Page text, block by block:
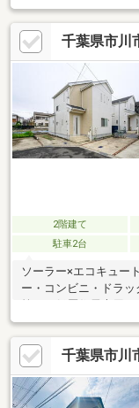
のためお子様の登下
の他ご質問等も大歓
せくださいませ。
千葉県市川
2階建て
駐車2台
ソーラー×エコキュー
ー・コンビニ・ドラ
千葉県市川